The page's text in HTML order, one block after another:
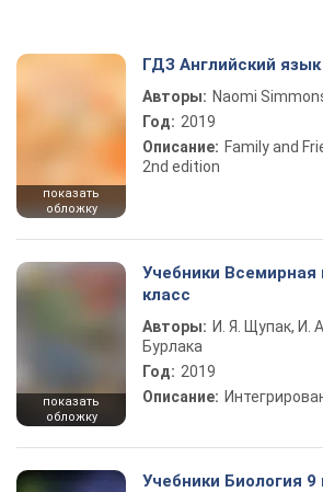
показать
обложку
ГДЗ Английский язык
Авторы: Naomi
Год: 2019
Описание: Family and
2nd edition
показать
обложку
Учебники Всемирная
класс
Авторы: И. Я. Щупак, И.
Бурлака
Год: 2019
Описание:
Учебники Биология 9